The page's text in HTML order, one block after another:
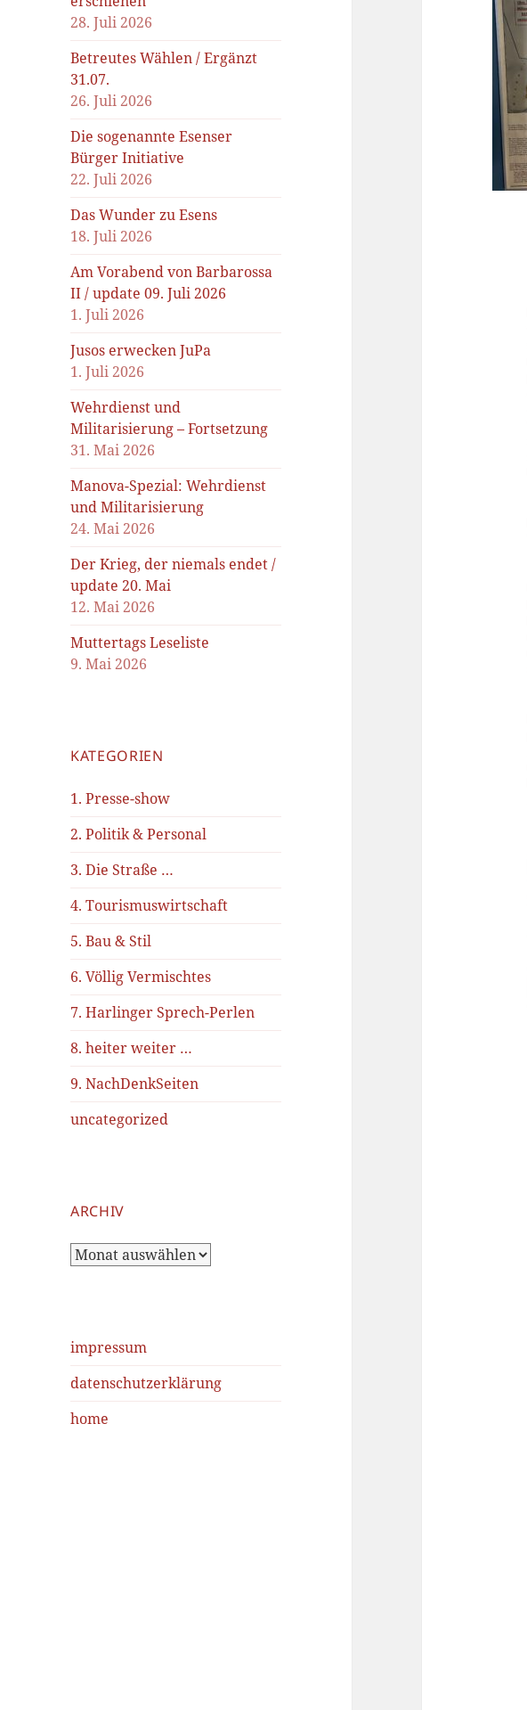
28. Juli 2026
Betreutes Wählen / Ergänzt
31.07.
26. Juli 2026
Die sogenannte Esenser
Bürger Initiative
22. Juli 2026
Das Wunder zu Esens
18. Juli 2026
Am Vorabend von Barbarossa
II / update 09. Juli 2026
1. Juli 2026
Jusos erwecken JuPa
1. Juli 2026
Wehrdienst und
Militarisierung – Fortsetzung
31. Mai 2026
Manova-Spezial: Wehrdienst
und Militarisierung
24. Mai 2026
Der Krieg, der niemals endet /
update 20. Mai
12. Mai 2026
Muttertags Leseliste
9. Mai 2026
KATEGORIEN
1. Presse-show
2. Politik & Personal
3. Die Straße …
4. Tourismuswirtschaft
5. Bau & Stil
6. Völlig Vermischtes
7. Harlinger Sprech-Perlen
8. heiter weiter …
9. NachDenkSeiten
uncategorized
ARCHIV
Archiv
impressum
datenschutzerklärung
home